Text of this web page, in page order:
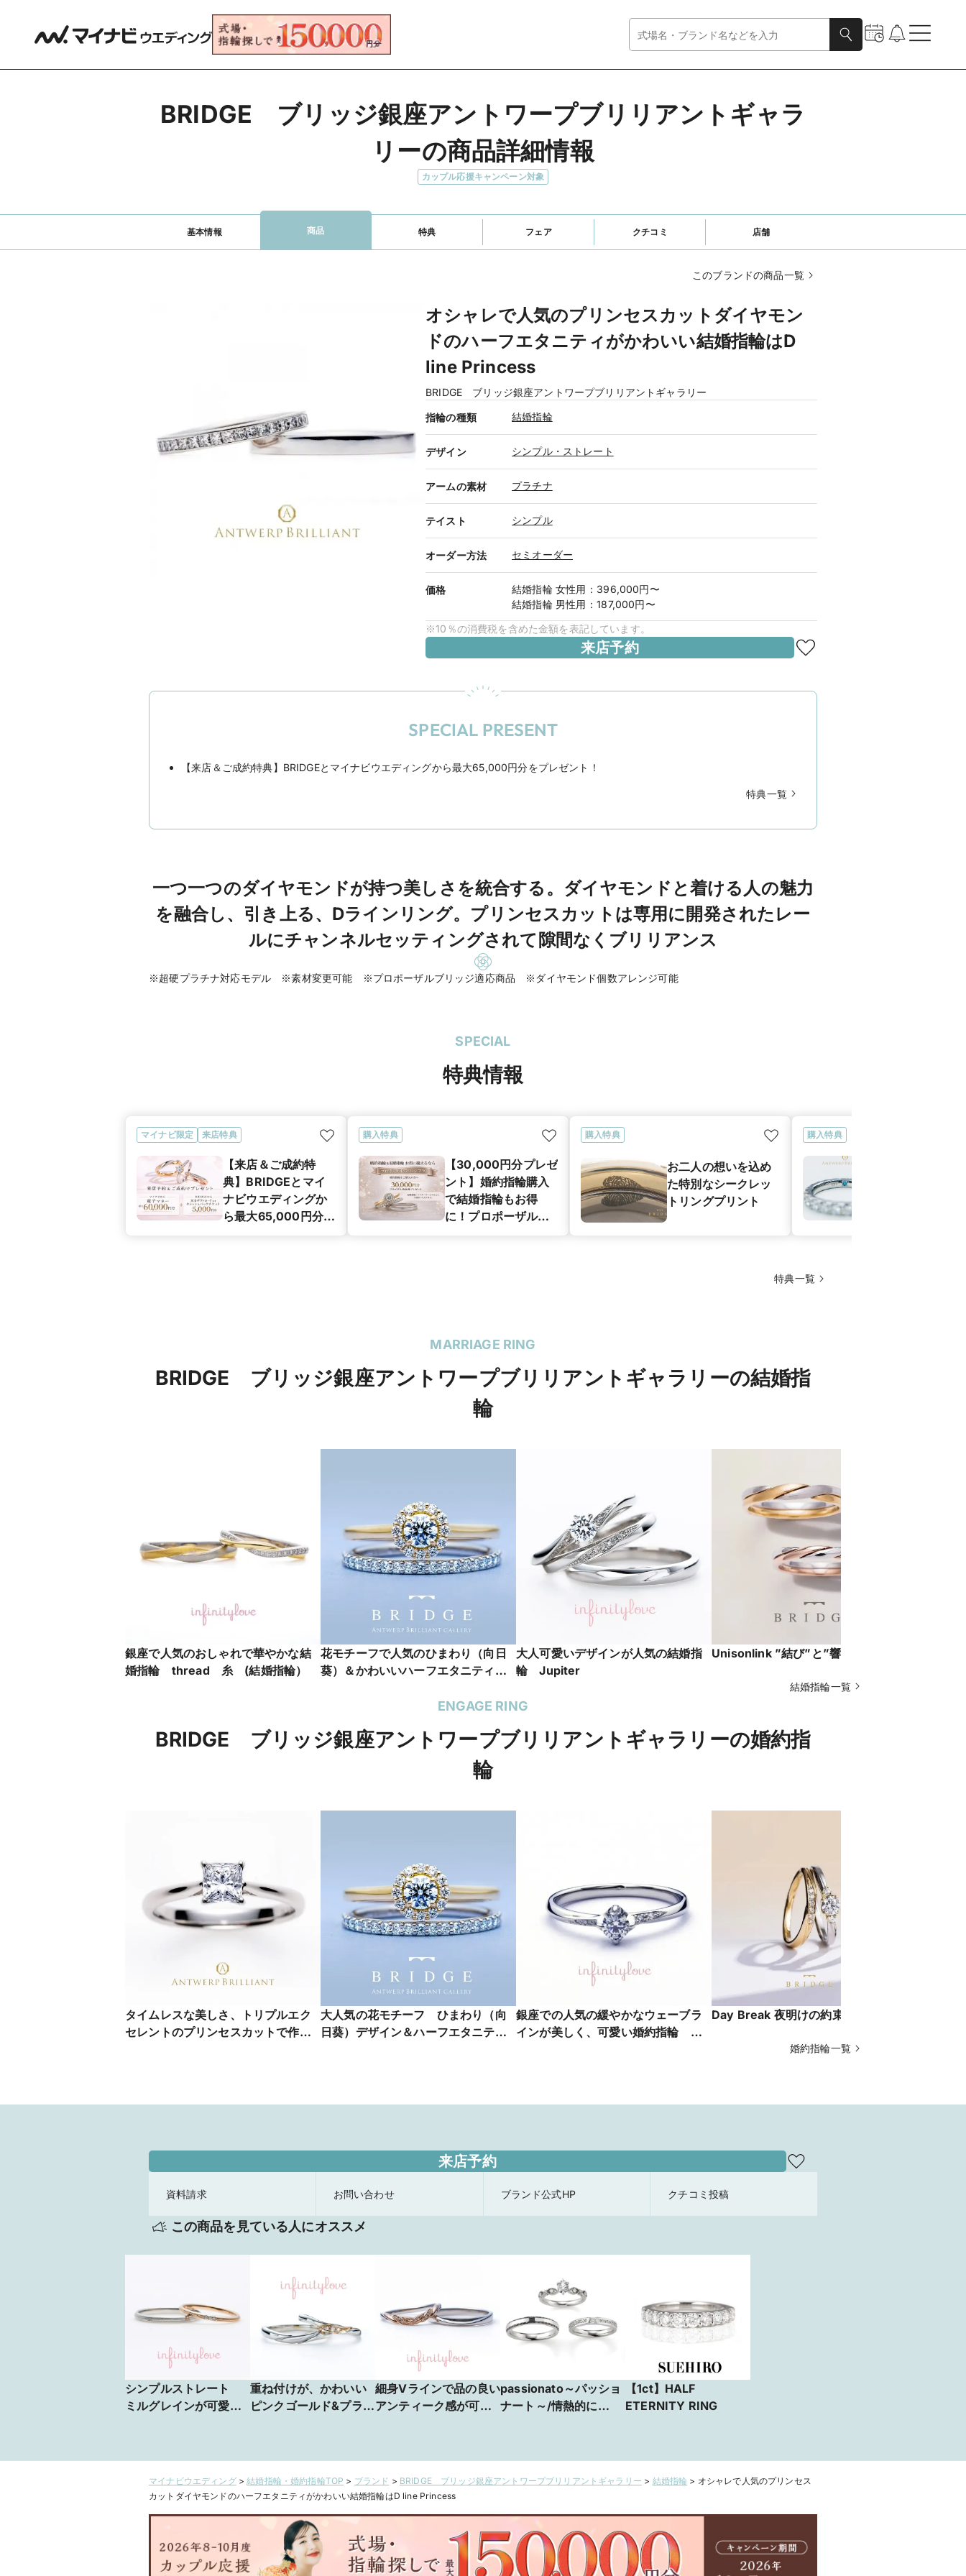
BRIDGE　ブリッジ銀座アントワープブリリアントギャラ
リーの商品詳細情報
カップル応援キャンペーン対象
基本情報 商品 特典 フェア クチコミ 店舗
このブランドの商品一覧
オシャレで人気のプリンセスカットダイヤモン
ドのハーフエタニティがかわいい結婚指輪はD
line Princess
BRIDGE ブリッジ銀座アントワープブリリアントギャラリー
指輪の種類 結婚指輪
デザイン シンプル・ストレート
アームの素材 プラチナ
テイスト シンプル
オーダー方法 セミオーダー
価格 結婚指輪 女性用 ： 396,000円〜
結婚指輪 男性用 ：187,000円〜
※10％の消費税を含めた金額を表記しています。
来店予約
SPECIAL PRESENT
【来店＆ご成約特典】BRIDGEとマイナビウエディングから最大65,000円分をプレゼント！
特典一覧
一つ一つのダイヤモンドが持つ美しさを統合する。ダイヤモンドと着ける人の魅力
を融合し、引き上る、Dラインリング。プリンセスカットは専用に開発されたレー
ルにチャンネルセッティングされて隙間なくブリリアンス
※超硬プラチナ対応モデル ※素材変更可能 ※プロポーザルブリッジ適応商品 ※ダイヤモンド個数アレンジ可能
SPECIAL
特典情報
マイナビ限定 来店特典
【来店＆ご成約特
典】BRIDGEとマイ
ナビウエディングか
ら最大65,000円分を
購入特典
【30,000円分プレゼ
ント】婚約指輪購入
で結婚指輪もお得
に！プロポーザル・
購入特典
お二人の想いを込め
た特別なシークレッ
トリングプリント
購入特典
特典一覧
MARRIAGE RING
BRIDGE ブリッジ銀座アントワープブリリアントギャラリーの結婚指
輪
銀座で人気のおしゃれで華やかな結
婚指輪 thread 糸 (結婚指輪）
花モチーフで人気のひまわり（向日
葵）＆かわいいハーフエタニティリ
大人可愛いデザインが人気の結婚指
輪 Jupiter
Unisonlink ”結び”と”響き”
結婚指輪一覧
ENGAGE RING
BRIDGE ブリッジ銀座アントワープブリリアントギャラリーの婚約指
輪
タイムレスな美しさ、トリプルエク
セレントのプリンセスカットで作る
大人気の花モチーフ ひまわり（向
日葵）デザイン＆ハーフエタニティ
銀座での人気の緩やかなウェーブラ
インが美しく、可愛い婚約指輪
Day Break 夜明けの約束
婚約指輪一覧
来店予約
資料請求 お問い合わせ ブランド公式HP クチコミ投稿
この商品を見ている人にオススメ
シンプルストレート
ミルグレインが可愛
重ね付けが、かわいい
ピンクゴールド&プラチ
細身Vラインで品の良い
アンティーク感が可愛
passionato～パッショ
ナート～/情熱的に
【1ct】HALF
ETERNITY RING
マイナビウエディング>結婚指輪・婚約指輪TOP > ブランド > BRIDGE ブリッジ銀座アントワープブリリアントギャラリー > 結婚指輪 > オシャレで人気のプリンセス
カットダイヤモンドのハーフエタニティがかわいい結婚指輪はD line Princess